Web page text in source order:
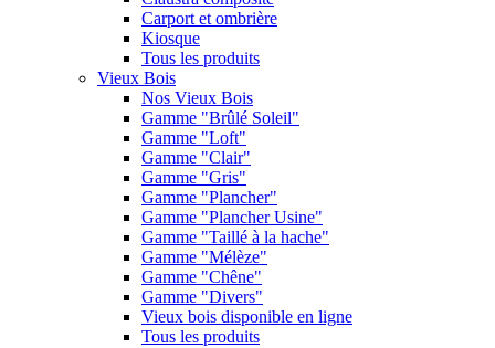
Carport et ombrière
Kiosque
Tous les produits
Vieux Bois
Nos Vieux Bois
Gamme "Brûlé Soleil"
Gamme "Loft"
Gamme "Clair"
Gamme "Gris"
Gamme "Plancher"
Gamme "Plancher Usine"
Gamme "Taillé à la hache"
Gamme "Mélèze"
Gamme "Chêne"
Gamme "Divers"
Vieux bois disponible en ligne
Tous les produits